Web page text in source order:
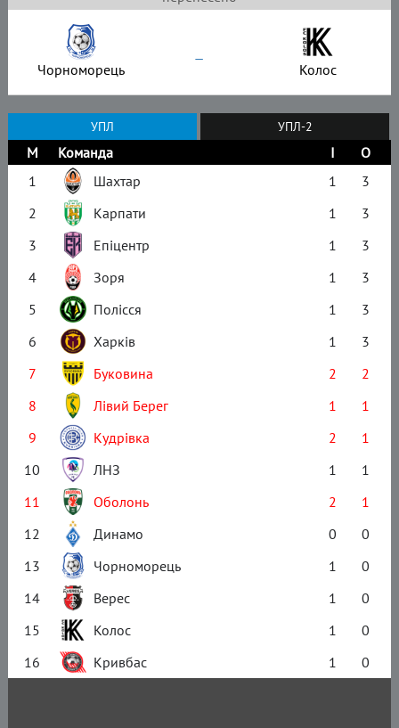
Чорноморець – Колос
УПЛ УПЛ-2
М Команда І
О
1
Шахтар 1
3
2
Карпати 1
3
3
Епіцентр 1
3
4
Зоря 1
3
5
Полісся 1
3
6
Харків 1
3
7
Буковина 2
2
8
Лівий Берег 1
1
9
Кудрівка 2
1
10
ЛНЗ 1
1
11
Оболонь 2
1
12
Динамо 0
0
13
Чорноморець 1
0
14
Верес 1
0
15
Колос 1
0
16
Кривбас 1 0